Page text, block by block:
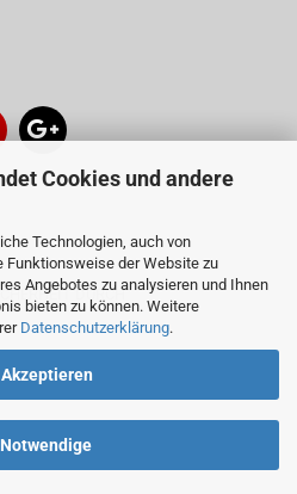
Cookies und andere
Technologien, auch von
Funktionsweise der Website zu
Angebotes zu analysieren und Ihnen
bieten zu können. Weitere
Datenschutzerklärung.
DURCH